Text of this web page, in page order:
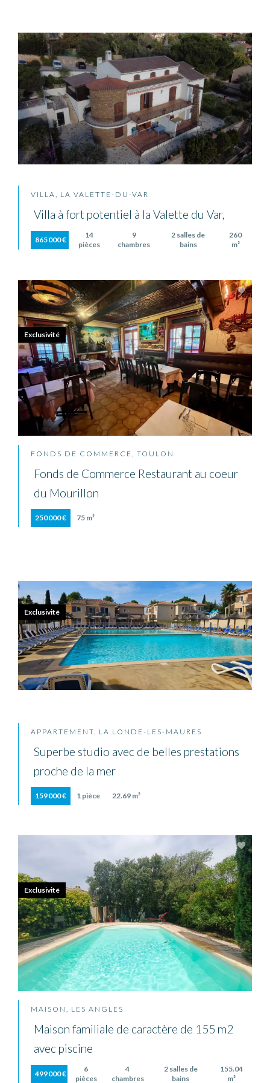
VILLA, LA VALETTE-DU-VAR
Villa à fort potentiel à la Valette du Var,
865 000 €
14
pièces
9
chambres
2 salles de
bains
260
m²
FONDS DE COMMERCE, TOULON
Fonds de Commerce Restaurant au coeur
du Mourillon
250 000 € 75 m²
Exclusivité
APPARTEMENT, LA LONDE-LES-MAURES
Superbe studio avec de belles prestations
proche de la mer
159 000 € 1 pièce 22.69 m²
Exclusivité
MAISON, LES ANGLES
Maison familiale de caractère de 155 m2
avec piscine
499 000 €
6
pièces
4
chambres
2 salles de
bains
155.04
m²
Exclusivité